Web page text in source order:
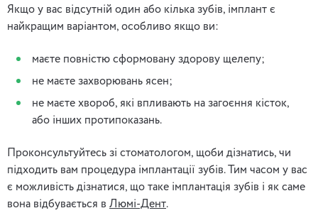
Якщо у вас відсутній один або кілька зубів, імплант є
найкращим варіантом, особливо якщо ви:
маєте повністю сформовану здорову щелепу;
не маєте захворювань ясен;
не маєте хвороб, які впливають на загоєння кісток,
або інших протипоказань.
Проконсультуйтесь зі стоматологом, щоби дізнатись, чи
підходить вам процедура імплантації зубів. Тим часом у вас
є можливість дізнатися, що таке імплантація зубів і як саме
вона відбувається в Люмі-Дент.